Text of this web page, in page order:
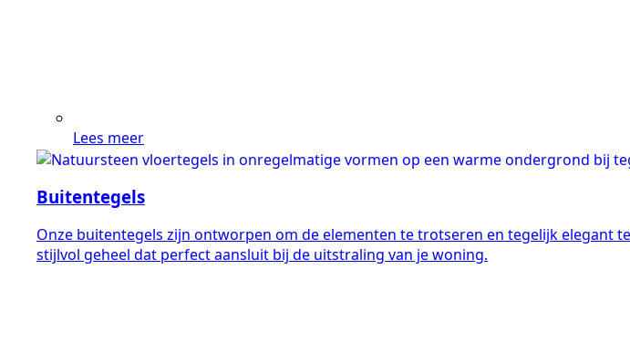
Lees meer
Buitentegels
Onze buitentegels zijn ontworpen om de elementen te trotseren en tegelijk elegant
stijlvol geheel dat perfect aansluit bij de uitstraling van je woning.